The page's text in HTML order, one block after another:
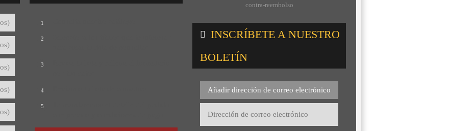
1
2
3
4
5
contra-reembolso
INSCRÍBETE A NUESTRO
BOLETÍN
Añadir dirección de correo electrónico